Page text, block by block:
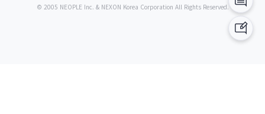
© 2005 NEOPLE Inc. & NEXON Korea Corporation All Rights Reserved.